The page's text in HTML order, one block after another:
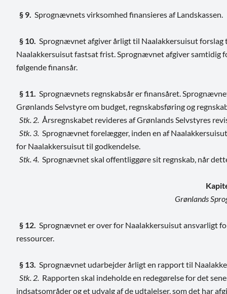
§ 9. Sprognævnets virksomhed finansieres af Landskassen.
§ 10. Sprognævnet afgiver årligt til Naalakkersuisut
Naalakkersuisut fastsat frist. Sprognævnet afgiver samtidig
følgende finansår.
§ 11. Sprognævnets regnskabsår er finansåret.
Grønlands Selvstyre om budget, regnskabsføring og
Stk. 2. Årsregnskabet revideres af Grønlands Selvstyres
Stk. 3. Sprognævnet forelægger, inden en af
for Naalakkersuisut til godkendelse.
Stk. 4. Sprognævnet skal offentliggøre sit regnskab, når
Grønlands
§ 12. Sprognævnet er over for Naalakkersuisut ansvarligt
ressourcer.
§ 13. Sprognævnet udarbejder årligt en rapport til
Stk. 2. Rapporten skal indeholde en redegørelse for det
indsatsområder og et udvalg af de udtalelser, som det har